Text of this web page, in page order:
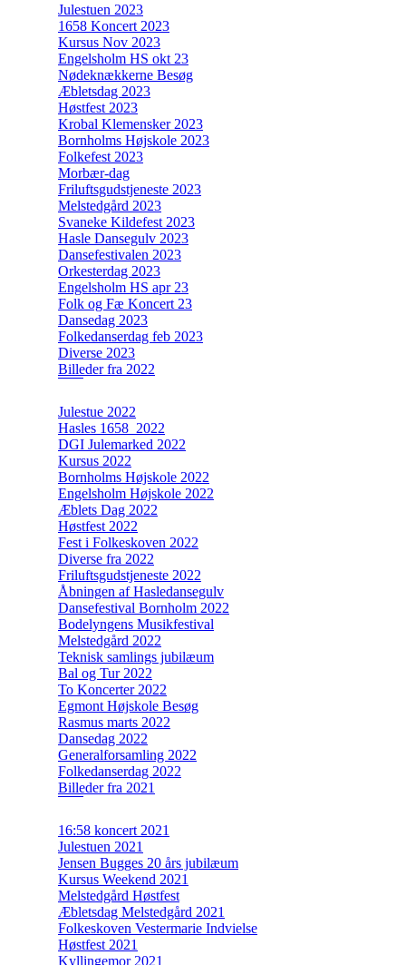
Julestuen 2023
1658 Koncert 2023
Kursus Nov 2023
Engelsholm HS okt 23
Nødeknækkerne Besøg
Æbletsdag 2023
Høstfest 2023
Krobal Klemensker 2023
Bornholms Højskole 2023
Folkefest 2023
Morbær-dag
Friluftsgudstjeneste 2023
Melstedgård 2023
Svaneke Kildefest 2023
Hasle Dansegulv 2023
Dansefestivalen 2023
Orkesterdag 2023
Engelsholm HS apr 23
Folk og Fæ Koncert 23
Dansedag 2023
Folkedanserdag feb 2023
Diverse 2023
Billeder fra 2022
Julestue 2022
Hasles 1658_2022
DGI Julemarked 2022
Kursus 2022
Bornholms Højskole 2022
Engelsholm Højskole 2022
Æblets Dag 2022
Høstfest 2022
Fest i Folkeskoven 2022
Diverse fra 2022
Friluftsgudstjeneste 2022
Åbningen af Hasledansegulv
Dansefestival Bornholm 2022
Bodelyngens Musikfestival
Melstedgård 2022
Teknisk samlings jubilæum
Bal og Tur 2022
To Koncerter 2022
Egmont Højskole Besøg
Rasmus marts 2022
Dansedag 2022
Generalforsamling 2022
Folkedanserdag 2022
Billeder fra 2021
16:58 koncert 2021
Julestuen 2021
Jensen Bugges 20 års jubilæum
Kursus Weekend 2021
Melstedgård Høstfest
Æbletsdag Melstedgård 2021
Folkeskoven Vestermarie Indvielse
Høstfest 2021
Kyllingemor 2021